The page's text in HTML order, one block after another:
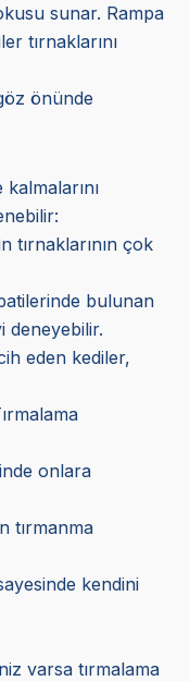
sunar. Rampa
tırnaklarını
önünde
tırnaklarının çok
bulunan
deneyebilir.
eden kediler,
onlara
tırmanma
kendini
varsa tırmalama